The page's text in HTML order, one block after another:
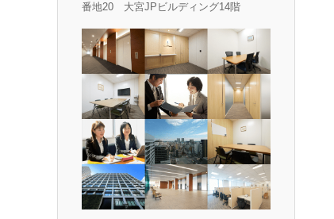
番地20 大宮JPビルディング14階